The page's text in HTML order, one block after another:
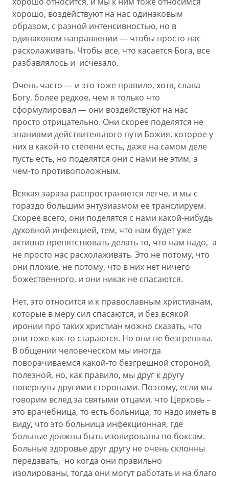
хорошо, воздействуют на нас одинаковым
образом, с разной интенсивностью, но в
одинаковом направлении — чтобы просто нас
расхолаживать. Чтобы все, что касается Бога, все
разбавлялось и исчезало.
Очень часто — и это тоже правило, хотя, слава
Богу, более редкое, чем я только что
сформулировал — они воздействуют на нас
просто отрицательно. Они скорее поделятся не
знаниями действительного пути Божия, которое у
них в какой-то степени есть, даже на самом деле
пусть есть, но поделятся они с нами не этим, а
чем-то противоположным.
Всякая зараза распространяется легче, и мы с
гораздо большим энтузиазмом ее транслируем.
Скорее всего, они поделятся с нами какой-нибудь
духовной инфекцией, тем, что нам будет уже
активно препятствовать делать то, что нам надо, а
не просто нас расхолаживать. Это не потому, что
они плохие, не потому, что в них нет ничего
божественного, и они никак не спасаются.
Нет, это относится и к православным христианам,
которые в меру сил спасаются, и без всякой
иронии про таких христиан можно сказать, что
они тоже как-то стараются. Но они не безгрешны.
В общении человеческом мы иногда
поворачиваемся какой-то безгрешной стороной,
полезной, но, как правило, мы друг к другу
повернуты другими сторонами. Поэтому, если мы
говорим вслед за святыми отцами, что Церковь –
это врачебница, то есть больница, то надо иметь в
виду, что это больница инфекционная, где
больные должны быть изолированы по боксам.
Больные здоровье друг другу не очень склонны
передавать, но когда они правильно
изолированы, тогда они могут работать и на благо